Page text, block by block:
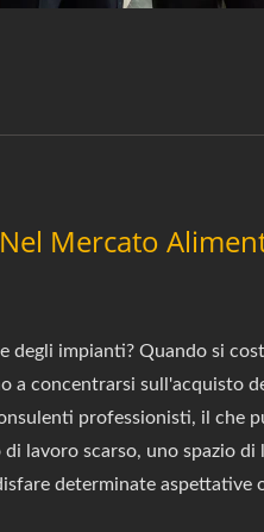
Mercato
degli impianti? Quando si
concentrarsi sull'acquisto
professionisti, il che
lavoro scarso, uno spazio di
determinate